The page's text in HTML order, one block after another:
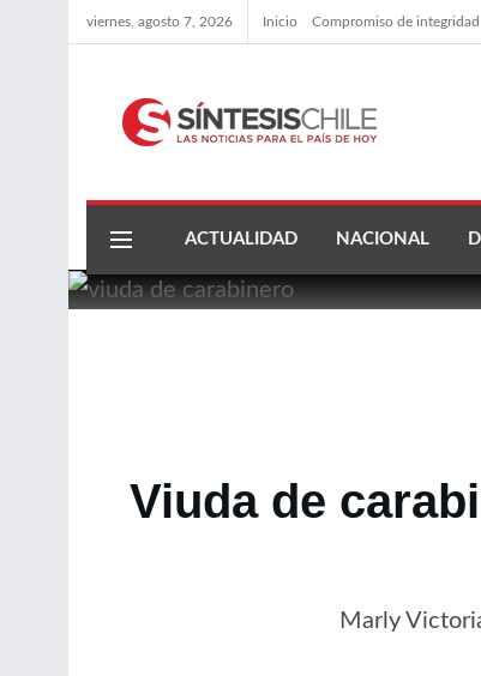
viernes, agosto 7, 2026 Inicio Compromiso de integridad
ACTUALIDAD NACIONAL
Viuda de
Marly